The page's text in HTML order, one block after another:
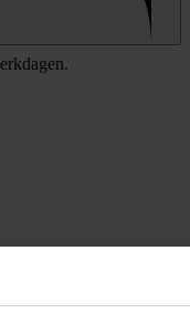
interim opdrachten bij